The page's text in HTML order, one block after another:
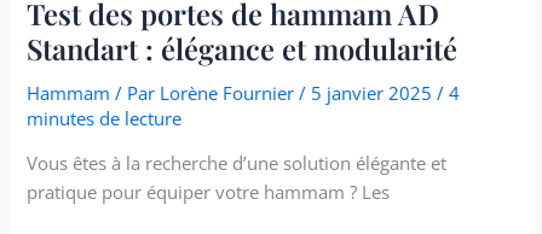
Test des portes de hammam AD
Standart : élégance et modularité
Hammam / Par Lorène Fournier/ 5 janvier 2025/4
minutes de lecture
Vous êtes à la recherche d’une solution élégante et
pratique pour équiper votre hammam ? Les